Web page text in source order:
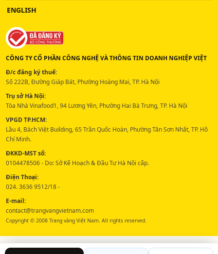
ENGLISH
CÔNG TY CỔ PHẦN CÔNG NGHỆ VÀ THÔNG TIN DOANH NGHIỆP VIỆT
Đ/c đăng ký thuế:
Số 222B, Đường Giáp Bát, Phường Hoàng Mai, TP. Hà Nội
Trụ sở Hà Nội:
Tòa Nhà Vinafood1, 94 Lương Yên, Phường Hai Bà Trưng, TP. Hà Nội
VPGD TP.HCM:
Lầu 4, Bách Việt Building, 65 Trần Quốc Hoàn, Phường Tân Sơn Nhất, TP. Hồ
Chí Minh.
ĐKKD-MST số:
0104478506 - Do: Sở Kế Hoạch & Đầu Tư Hà Nội cấp.
Điện Thoại:
024. 3636 9512/18 -
E-mail:
contact@trangvangvietnam.com
Copyright © 2008 Trang vàng Việt Nam. All rights reserved.